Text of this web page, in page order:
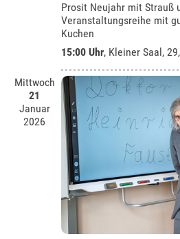
Prosit Neujahr mit Strauß
Veranstaltungsreihe mit
Kuchen
15:00 Uhr, Kleiner Saal,
Mittwoch
21
Januar
2026